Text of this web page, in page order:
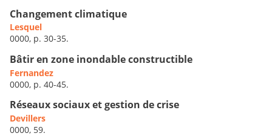
Changement climatique
Lesquel
0000, p. 30-35.
Bâtir en zone inondable constructible
Fernandez
0000, p. 40-45.
Réseaux sociaux et gestion de crise
Devillers
0000, 59.